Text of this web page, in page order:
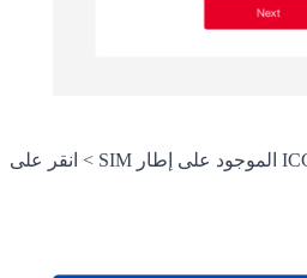
أدخل رمز ICCID/SN الموجود على إطار SIM > انقر على